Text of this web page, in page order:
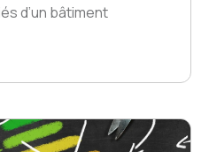
d’un bâtiment